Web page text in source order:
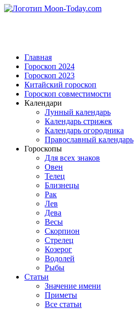
Главная
Гороскоп 2024
Гороскоп 2023
Китайский гороскоп
Гороскоп совместимости
Календари
Лунный календарь
Календарь стрижек
Календарь огородника
Православный календарь
Гороскопы
Для всех знаков
Овен
Телец
Близнецы
Рак
Лев
Дева
Весы
Скорпион
Стрелец
Козерог
Водолей
Рыбы
Статьи
Значение имени
Приметы
Все статьи